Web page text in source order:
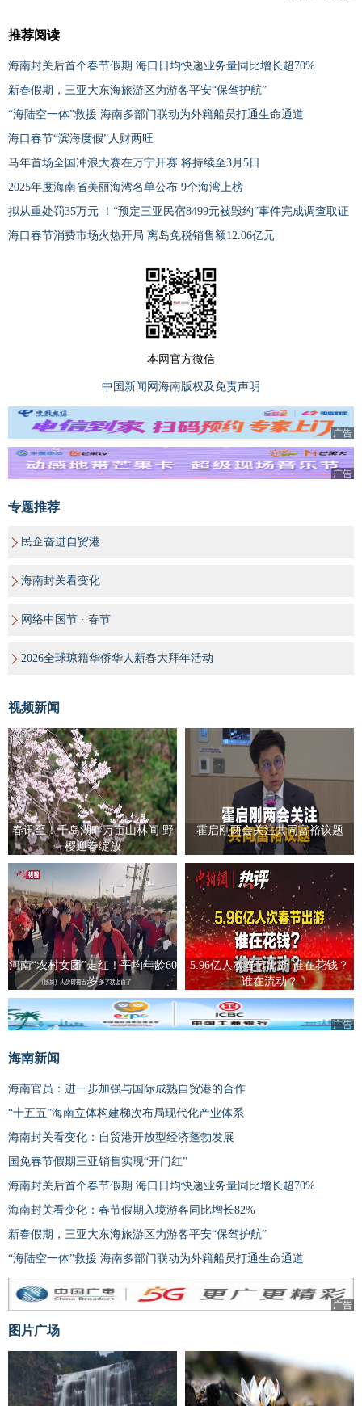
推荐阅读
海南封关后首个春节假期 海口日均快递业务量同比增长超70%
新春假期，三亚大东海旅游区为游客平安“保驾护航”
“海陆空一体”救援 海南多部门联动为外籍船员打通生命通道
海口春节“滨海度假”人财两旺
马年首场全国冲浪大赛在万宁开赛 将持续至3月5日
2025年度海南省美丽海湾名单公布 9个海湾上榜
拟从重处罚35万元 ！“预定三亚民宿8499元被毁约”事件完成调查取证
海口春节消费市场火热开局 离岛免税销售额12.06亿元
本网官方微信
中国新闻网海南版权及免责声明
广告
广告
专题推荐
民企奋进自贸港
海南封关看变化
网络中国节 · 春节
2026全球琼籍华侨华人新春大拜年活动
视频新闻
春讯至！千岛湖畔万亩山林间 野
樱迎春绽放
霍启刚两会关注共同富裕议题
河南“农村女团”走红！平均年龄60
岁
5.96亿人次春节出游 谁在花钱？
谁在流动？
广告
海南新闻
海南官员：进一步加强与国际成熟自贸港的合作
“十五五”海南立体构建梯次布局现代化产业体系
海南封关看变化：自贸港开放型经济蓬勃发展
国免春节假期三亚销售实现“开门红”
海南封关后首个春节假期 海口日均快递业务量同比增长超70%
海南封关看变化：春节假期入境游客同比增长82%
新春假期，三亚大东海旅游区为游客平安“保驾护航”
“海陆空一体”救援 海南多部门联动为外籍船员打通生命通道
广告
图片广场